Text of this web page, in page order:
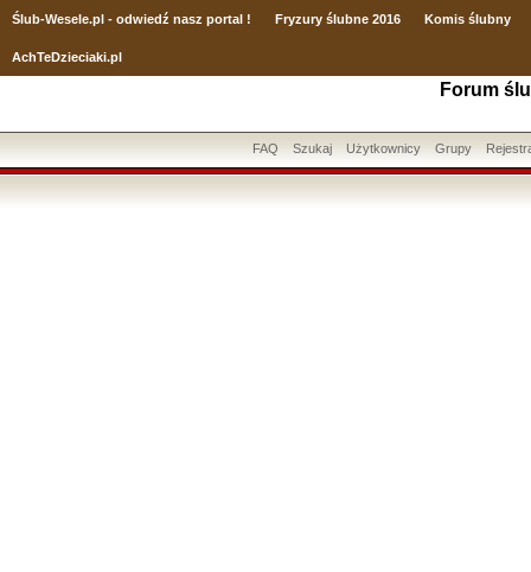
Ślub-Wesele.pl - odwiedź nasz portal ! Fryzury ślubne 2016 Komis ślubny
AchTeDzieciaki.pl
Forum
FAQ Szukaj Użytkownicy Grupy